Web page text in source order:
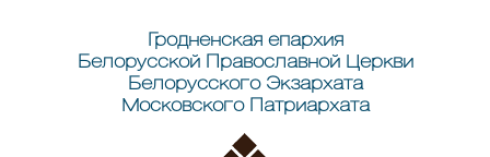
Гродненская епархия
Белорусской Православной Церкви
Белорусского Экзархата
Московского Патриархата